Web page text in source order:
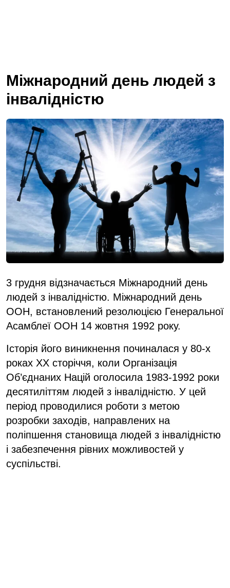
Міжнародний день людей з
інвалідністю
3 грудня відзначається Міжнародний день
людей з інвалідністю. Міжнародний день
ООН, встановлений резолюцією Генеральної
Асамблеї ООН 14 жовтня 1992 року.
Історія його виникнення починалася у 80-х
роках ХХ сторіччя, коли Організація
Об’єднаних Націй оголосила 1983-1992 роки
десятиліттям людей з інвалідністю. У цей
період проводилися роботи з метою
розробки заходів, направлених на
поліпшення становища людей з інвалідністю
і забезпечення рівних можливостей у
суспільстві.